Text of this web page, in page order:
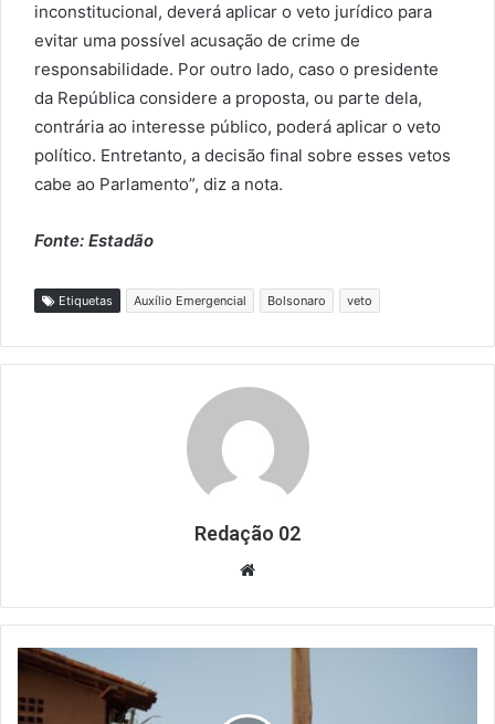
inconstitucional, deverá aplicar o veto jurídico para
evitar uma possível acusação de crime de
responsabilidade. Por outro lado, caso o presidente
da República considere a proposta, ou parte dela,
contrária ao interesse público, poderá aplicar o veto
político. Entretanto, a decisão final sobre esses vetos
cabe ao Parlamento”, diz a nota.
Fonte: Estadão
Etiquetas Auxílio Emergencial Bolsonaro veto
Redação 02
Website